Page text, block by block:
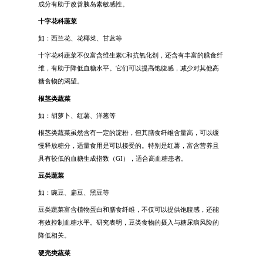
成分有助于改善胰岛素敏感性。
十字花科蔬菜
如：西兰花、花椰菜、甘蓝等
十字花科蔬菜不仅富含维生素C和抗氧化剂，还含有丰富的膳食纤
维，有助于降低血糖水平。它们可以提高饱腹感，减少对其他高
糖食物的渴望。
根茎类蔬菜
如：胡萝卜、红薯、洋葱等
根茎类蔬菜虽然含有一定的淀粉，但其膳食纤维含量高，可以缓
慢释放糖分，适量食用是可以接受的。特别是红薯，富含营养且
具有较低的血糖生成指数（GI），适合高血糖患者。
豆类蔬菜
如：豌豆、扁豆、黑豆等
豆类蔬菜富含植物蛋白和膳食纤维，不仅可以提供饱腹感，还能
有效控制血糖水平。研究表明，豆类食物的摄入与糖尿病风险的
降低相关。
硬壳类蔬菜